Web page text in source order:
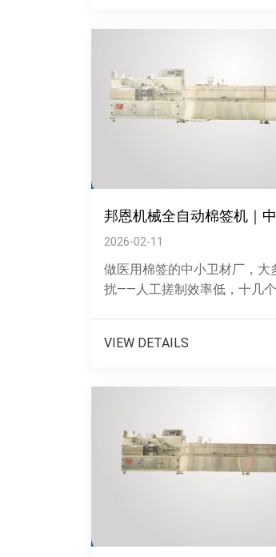
2026-02-11
做医用棉签的中小卫材厂，大
扰——人工搓制效率低，十几
返工......
VIEW DETAILS